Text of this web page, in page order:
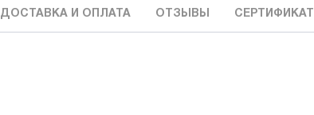
ДОСТАВКА И ОПЛАТА ОТЗЫВЫ СЕРТИФИКАТ